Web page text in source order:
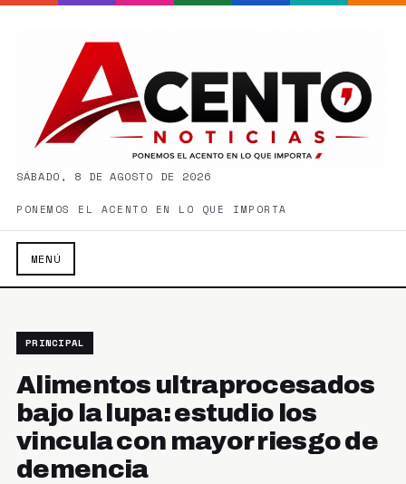
SÁBADO, 8 DE AGOSTO DE 2026
PONEMOS EL ACENTO EN LO QUE IMPORTA
MENÚ
PRINCIPAL
Alimentos ultraprocesados
bajo la lupa: estudio los
vincula con mayor riesgo de
demencia